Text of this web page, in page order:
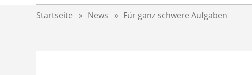
Startseite » News » Für ganz schwere Aufgaben